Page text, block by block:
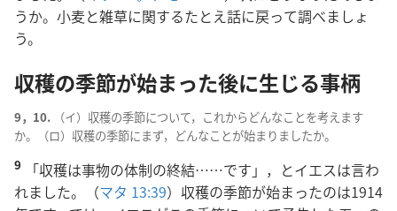
うか。小麦と雑草に関するたとえ話に戻って調べましょ
う。
収穫の季節が始まった後に生じる事柄
9，10. （イ）収穫の季節について，これからどんなことを考えます
か。（ロ）収穫の季節にまず，どんなことが始まりましたか。
9
「収穫は事物の体制の終結……です」，とイエスは言わ
れました。（マタ 13:39）収穫の季節が始まったのは1914